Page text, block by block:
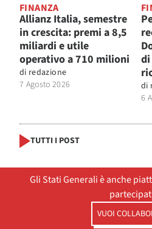
FINANZA
Allianz Italia, semestre
in crescita: premi a 8,5
miliardi e utile
operativo a 710 milioni
di redazione
7 Agosto 2026
di
6
TUTTI I POST
Gli Stati Generali è anche
VUOI